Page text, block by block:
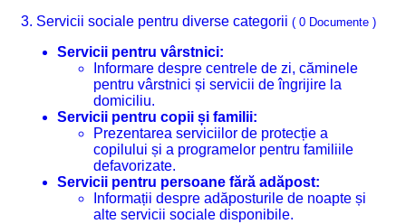
3. Servicii sociale pentru diverse categorii ( 0 Documente )
Servicii pentru vârstnici:
Informare despre centrele de zi, căminele
pentru vârstnici și servicii de îngrijire la
domiciliu.
Servicii pentru copii și familii:
Prezentarea serviciilor de protecție a
copilului și a programelor pentru familiile
defavorizate.
Servicii pentru persoane fără adăpost:
Informații despre adăposturile de noapte și
alte servicii sociale disponibile.